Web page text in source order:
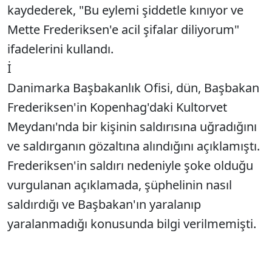
kaydederek, "Bu eylemi şiddetle kınıyor ve
Mette Frederiksen'e acil şifalar diliyorum"
ifadelerini kullandı.
İ
Danimarka Başbakanlık Ofisi, dün, Başbakan
Frederiksen'in Kopenhag'daki Kultorvet
Meydanı'nda bir kişinin saldırısına uğradığını
ve saldırganın gözaltına alındığını açıklamıştı.
Frederiksen'in saldırı nedeniyle şoke olduğu
vurgulanan açıklamada, şüphelinin nasıl
saldırdığı ve Başbakan'ın yaralanıp
yaralanmadığı konusunda bilgi verilmemişti.